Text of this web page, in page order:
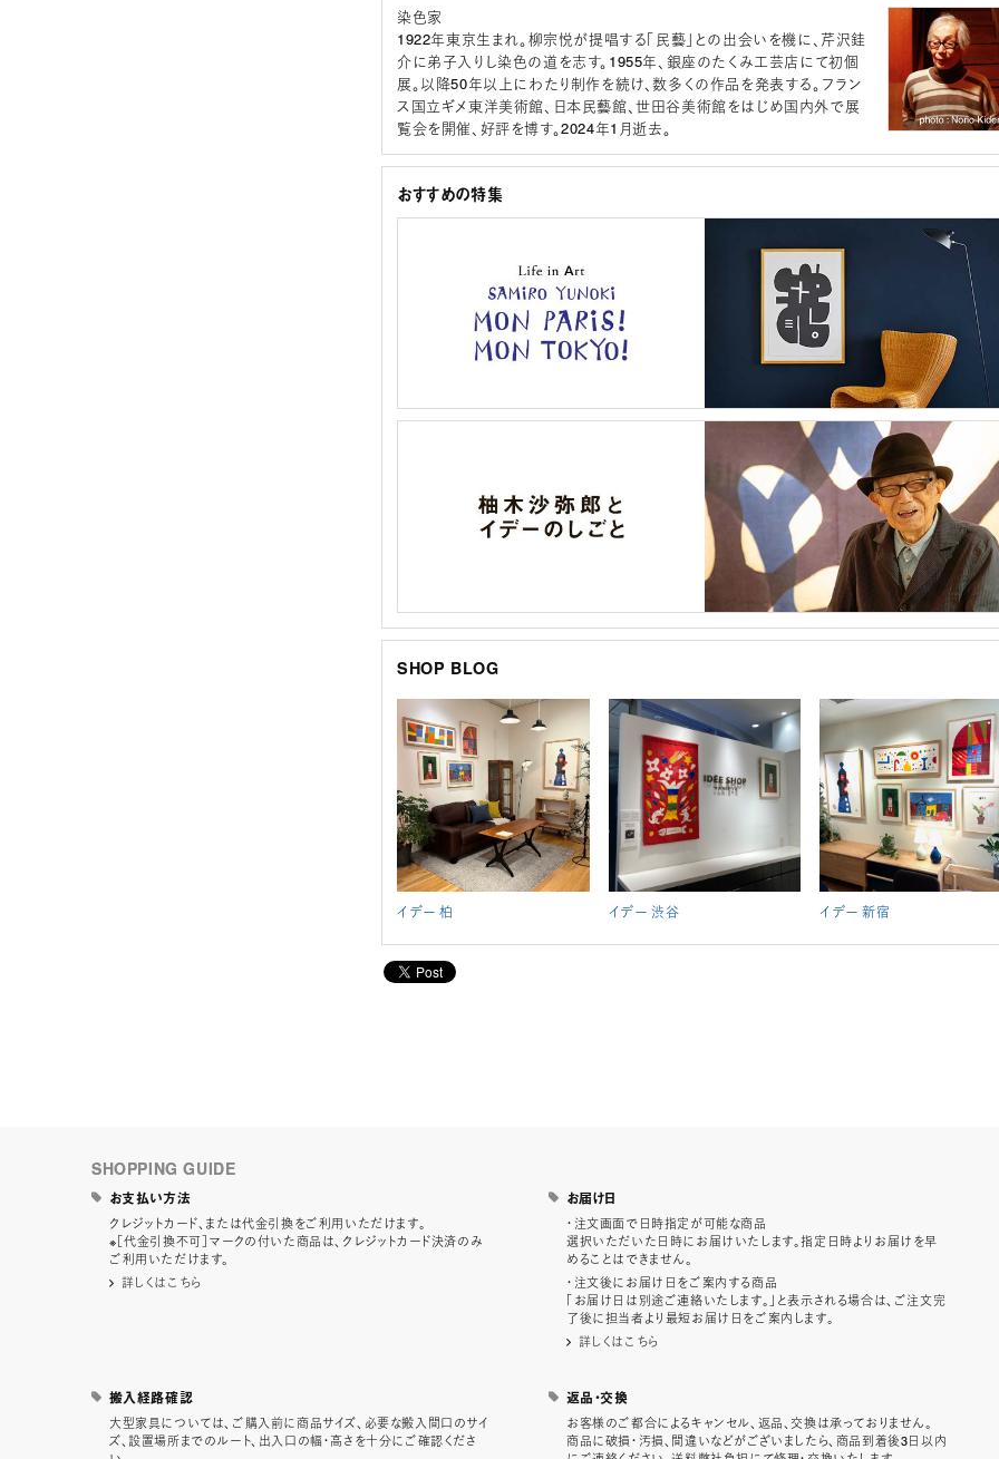
染色家
1922年東京生まれ。柳宗悦が提唱する「民藝」との出会いを機に、芹沢銈
介に弟子入りし染色の道を志す。1955年、銀座のたくみ工芸店にて初個
展。以降50年以上にわたり制作を続け、数多くの作品を発表する。フラン
ス国立ギメ東洋美術館、日本民藝館、世田谷美術館をはじめ国内外で展
覧会を開催、好評を博す。2024年1月逝去。
おすすめの特集
SHOP BLOG
イデー 柏 イデー 渋谷 イデー 新宿
SHOPPING GUIDE
お支払い方法
クレジットカード、または代金引換をご利用いただけます。
※［代金引換不可］マークの付いた商品は、クレジットカード決済のみ
ご利用いただけます。
詳しくはこちら
お届け日
・注文画面で日時指定が可能な商品
選択いただいた日時にお届けいたします。指定日時よりお届けを早
めることはできません。
・注文後にお届け日をご案内する商品
「お届け日は別途ご連絡いたします。」と表示される場合は、ご注文完
了後に担当者より最短お届け日をご案内します。
詳しくはこちら
搬入経路確認
大型家具については、ご購入前に商品サイズ、必要な搬入間口のサイ
ズ、設置場所までのルート、出入口の幅・高さを十分にご確認くださ
返品・交換
お客様のご都合によるキャンセル、返品、交換は承っておりません。
商品に破損・汚損、間違いなどがございましたら、商品到着後3日以内